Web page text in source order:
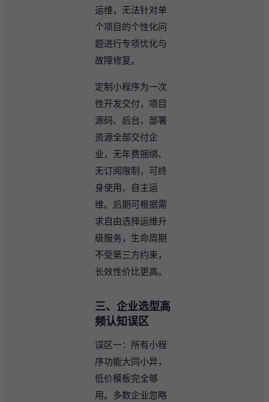
运维，无法针对单
个项目的个性化问
题进行专项优化与
故障修复。
定制小程序为一次
性开发交付，项目
源码、后台、部署
资源全部交付企
业，无年费捆绑、
无订阅限制，可终
身使用、自主运
维。后期可根据需
求自由选择运维升
级服务，生命周期
不受第三方约束，
长效性价比更高。
三、企业选型高
频认知误区
误区一：所有小程
序功能大同小异，
低价模板完全够
用。多数企业忽略